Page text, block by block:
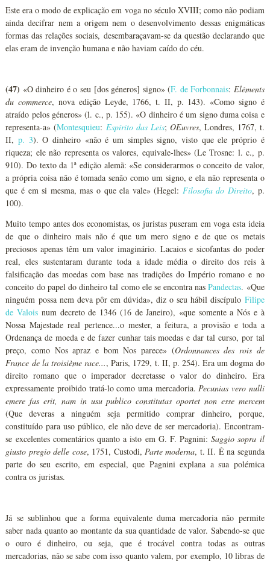
Este era o modo de explicação em voga no século XVIII; como não podiam
ainda decifrar nem a origem nem o desenvolvimento dessas enigmáticas
formas das relações sociais, desembaraçavam-se da questão declarando que
elas eram de invenção humana e não haviam caído do céu.
(47) «O dinheiro é o seu [dos géneros] signo» (F. de Forbonnais: Eléments
du commerce, nova edição Leyde, 1766, t. II, p. 143). «Como signo é
atraído pelos géneros» (l. c., p. 155). «O dinheiro é um signo duma coisa e
representa-a» (Montesquieu: Espírito das Leis; OEuvres, Londres, 1767, t.
II,p. 3). O dinheiro «não é um simples signo, visto que ele próprio é
riqueza; ele não representa os valores, equivale-lhes» (Le Trosne: l. c., p.
910). Do texto da 1ª edição alemã: «Se considerarmos o conceito de valor,
a própria coisa não é tomada senão como um signo, e ela não representa o
que é em si mesma, mas o que ela vale» (Hegel: Filosofia do Direito, p.
100).
Muito tempo antes dos economistas, os juristas puseram em voga esta ideia
de que o dinheiro mais não é que um mero signo e de que os metais
preciosos apenas têm um valor imaginário. Lacaios e sicofantas do poder
real, eles sustentaram durante toda a idade média o direito dos reis à
falsificação das moedas com base nas tradições do Império romano e no
conceito do papel do dinheiro tal como ele se encontra nasPandectas. «Que
ninguém possa nem deva pôr em dúvida», diz o seu hábil discípulo Filipe
de Valois num decreto de 1346 (16 de Janeiro), «que somente a Nós e à
Nossa Majestade real pertence...o mester, a feitura, a provisão e toda a
Ordenança de moeda e de fazer cunhar tais moedas e dar tal curso, por tal
preço, como Nos apraz e bom Nos parece» (Ordonnances des rois de
France de la troisième race..., Paris, 1729, t. II, p. 254). Era um dogma do
direito romano que o imperador decretasse o valor do dinheiro. Era
expressamente proibido tratá-lo como uma mercadoria.Pecunias vero nulli
emere fas erit, nam in usu publico constitutas oportet non esse mercem
(Que deveras a ninguém seja permitido comprar dinheiro, porque,
constituído para uso público, ele não deve de ser mercadoria). Encontram-
se excelentes comentários quanto a isto em G. F. Pagnini:Saggio sopra il
giusto pregio delle cose, 1751, Custodi, Parte moderna, t. II. É na segunda
parte do seu escrito, em especial, que Pagnini explana a sua polémica
contra os juristas.
Já se sublinhou que a forma equivalente duma mercadoria não permite
saber nada quanto ao montante da sua quantidade de valor. Sabendo-se que
o ouro é dinheiro, ou seja, que é trocável contra todas as outras
mercadorias, não se sabe com isso quanto valem, por exemplo, 10 libras de